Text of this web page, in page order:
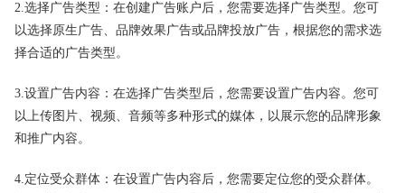
2.选择广告类型：在创建广告账户后，您需要选择广告类型。您可
以选择原生广告、品牌效果广告或品牌投放广告，根据您的需求选
择合适的广告类型。
3.设置广告内容：在选择广告类型后，您需要设置广告内容。您可
以上传图片、视频、音频等多种形式的媒体，以展示您的品牌形象
和推广内容。
4.定位受众群体：在设置广告内容后，您需要定位您的受众群体。